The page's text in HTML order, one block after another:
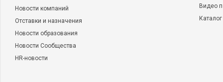
Новости компаний
Отставки и назначения
Новости образования
Новости Сообщества
HR-новости
Видео